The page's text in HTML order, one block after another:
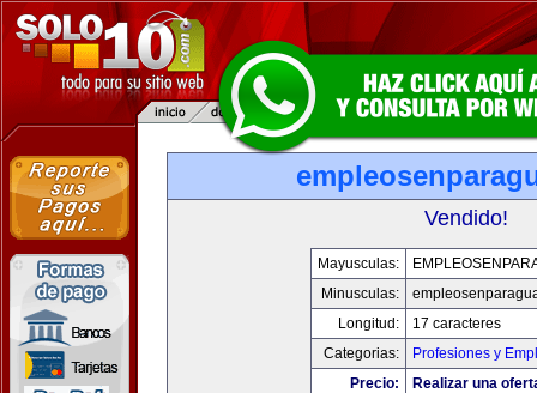
Vendido!
Mayusculas:
Minusculas:
Longitud:
17 caracteres
Categorias:
Profesiones y
Precio:
Realizar una